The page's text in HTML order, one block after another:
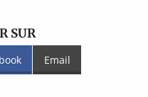
SUR
Email